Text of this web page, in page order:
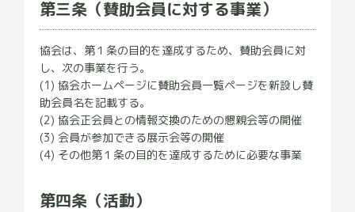
第三条（賛助会員に対する事業）
協会は、第１条の目的を達成するため、賛助会員に対
し、次の事業を行う。
(1) 協会ホームページに賛助会員一覧ページを新設し賛
助会員名を記載する。
(2) 協会正会員との情報交換のための懇親会等の開催
(3) 会員が参加できる展示会等の開催
(4) その他第１条の目的を達成するために必要な事業
第四条（活動）